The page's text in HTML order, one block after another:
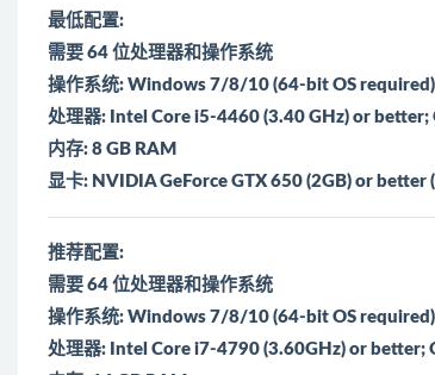
最低配置:
需要 64 位处理器和操作系统
操作系统: Windows 7/8/10 (64-bit OS required)
处理器: Intel Core i5-4460 (3.40 GHz) or
内存: 8 GB RAM
显卡: NVIDIA GeForce GTX 650 (2GB) or
推荐配置:
需要 64 位处理器和操作系统
操作系统: Windows 7/8/10 (64-bit OS required)
处理器: Intel Core i7-4790 (3.60GHz) or better;